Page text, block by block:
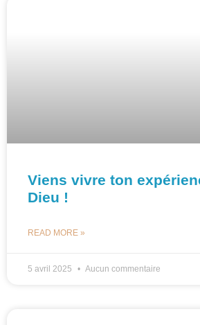
Viens vivre ton
Dieu !
READ MORE »
5 avril 2025 Aucun commentaire